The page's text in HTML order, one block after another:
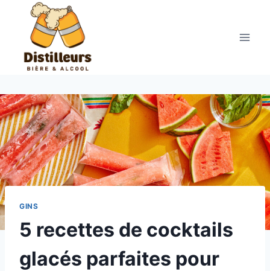
contenu
GINS
5 recettes de cocktails
glacés parfaites pour